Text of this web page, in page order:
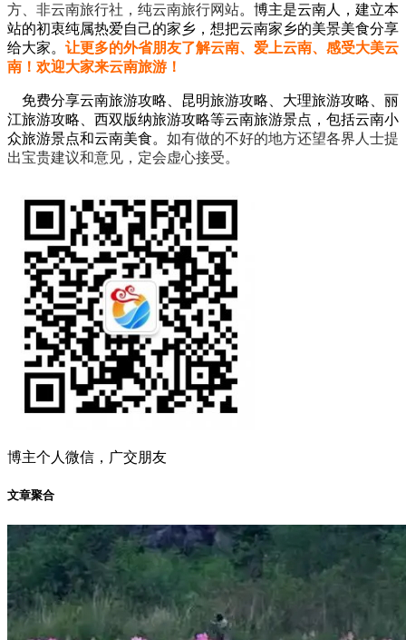
方、非云南旅行社，纯云南旅行网站。 博主是云南人，建立本
站的初衷纯属热爱自己的家乡，想把云南家乡的美景美食分享
给大家。 让更多的外省朋友了解云南、爱上云南、感受大美云
南！欢迎大家来云南旅游！
免费分享云南旅游攻略、昆明旅游攻略、大理旅游攻略、丽
江旅游攻略、西双版纳旅游攻略等云南旅游景点，包括云南小
众旅游景点和云南美食。 如有做的不好的地方还望各界人士提
出宝贵建议和意见，定会虚心接受。
博主个人微信，广交朋友
文章聚合